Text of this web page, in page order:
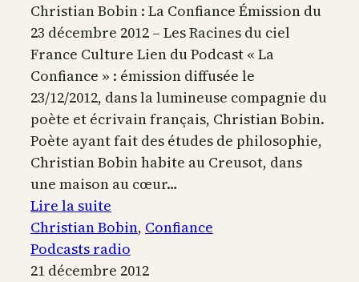
Christian Bobin : La Confiance Émission du
23 décembre 2012 – Les Racines du ciel
France Culture Lien du Podcast « La
Confiance » : émission diffusée le
23/12/2012, dans la lumineuse compagnie du
poète et écrivain français, Christian Bobin.
Poète ayant fait des études de philosophie,
Christian Bobin habite au Creusot, dans
une maison au cœur…
Lire la suite
La
confiance
Christian Bobin, Confiance
Podcasts radio
21 décembre 2012